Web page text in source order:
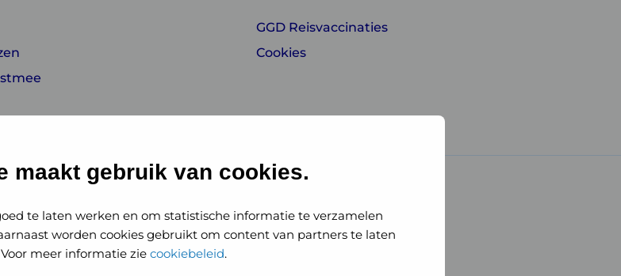
maakt gebruik van cookies.
te laten werken en om statistische informatie te verzamelen
worden cookies gebruikt om content van partners te laten
meer informatie zie cookiebeleid.
GGD Reisvaccinaties
Cookies